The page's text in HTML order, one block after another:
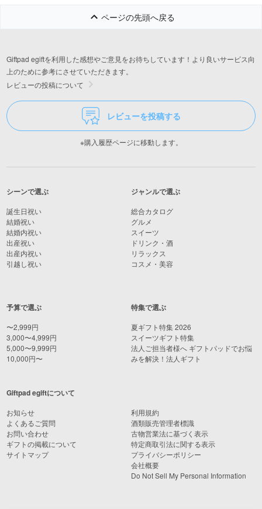
ページの先頭へ戻る
Giftpad egiftを利用した感想やご意見をお待ちしています！より良いサービス向
上のために参考にさせていただきます。
レビューの投稿について
レビューを投稿する
※購入履歴ページに移動します。
シーンで選ぶ
誕生日祝い
結婚祝い
結婚内祝い
出産祝い
出産内祝い
引越し祝い
予算で選ぶ
〜2,999円
3,000〜4,999円
5,000〜9,999円
10,000円〜
ジャンルで選ぶ
総合カタログ
グルメ
スイーツ
ドリンク・酒
リラックス
コスメ・美容
特集で選ぶ
夏ギフト特集 2026
スイーツギフト特集
法人ご担当者様へ ギフトパッドでお悩
みを解決！法人ギフト
Giftpad egiftについて
お知らせ
よくあるご質問
お問い合わせ
ギフトの掲載について
サイトマップ
利用規約
酒類販売管理者標識
古物営業法に基づく表示
特定商取引法に関する表示
プライバシーポリシー
会社概要
Do Not Sell My Personal Information